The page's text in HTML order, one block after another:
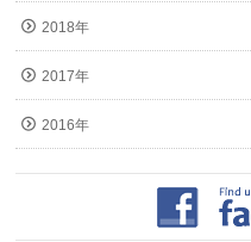
2018年
2017年
2016年